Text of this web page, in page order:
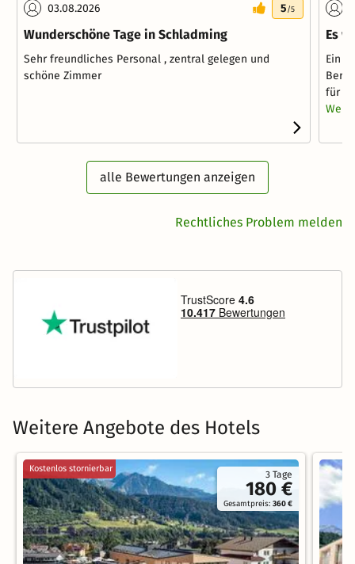
03.08.2026 5/5
Wunderschöne Tage in Schladming
Sehr freundliches Personal , zentral gelegen und
schöne Zimmer
Es
Ein
für
alle Bewertungen anzeigen
Rechtliches Problem melden
Weitere Angebote des Hotels
3 Tage
180 €
Gesamtpreis:360 €
Kostenlos stornierbar